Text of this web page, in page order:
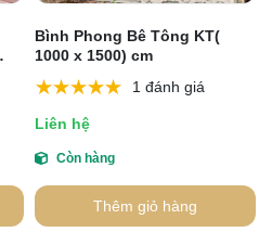
Bình Phong Bê Tông KT(
1000 x 1500) cm
1 đánh giá
Liên hệ
Còn hàng
Thêm giỏ hàng